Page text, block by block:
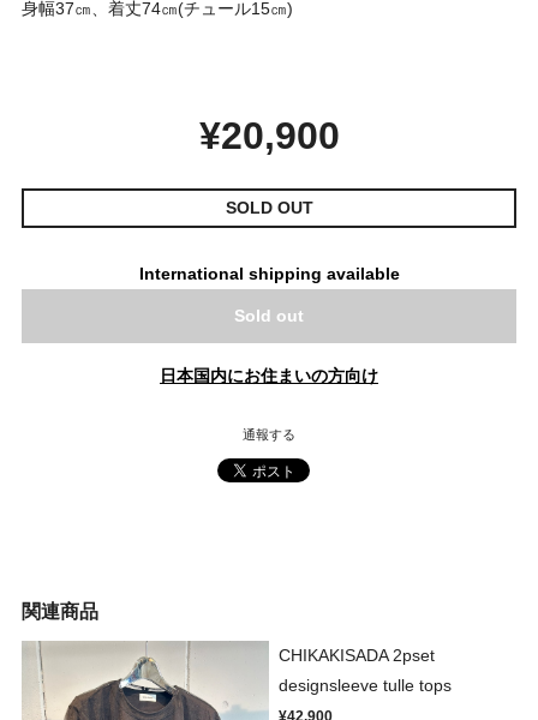
身幅37㎝、着丈74㎝(チュール15㎝)
¥20,900
SOLD OUT
International shipping available
Sold out
日本国内にお住まいの方向け
通報する
関連商品
CHIKAKISADA 2pset
designsleeve tulle tops